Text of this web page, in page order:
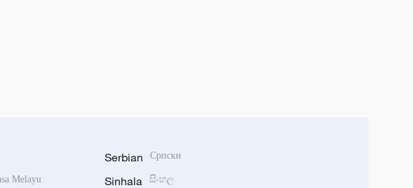
Melayu
Serbian Српски
Sinhala සිංහල